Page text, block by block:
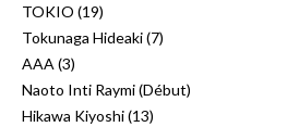
TOKIO (19)
Tokunaga Hideaki (7)
AAA (3)
Naoto Inti Raymi (Début)
Hikawa Kiyoshi (13)